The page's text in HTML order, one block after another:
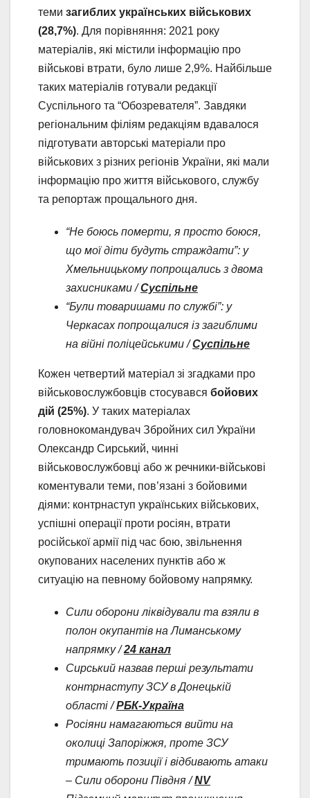
теми загиблих українських військових
(28,7%). Для порівняння: 2021 року
матеріалів, які містили інформацію про
військові втрати, було лише 2,9%. Найбільше
таких матеріалів готували редакції
Суспільного та “Обозревателя”. Завдяки
регіональним філіям редакціям вдавалося
підготувати авторські матеріали про
військових з різних регіонів України, які мали
інформацію про життя військового, службу
та репортаж прощального дня.
“Не боюсь померти, я просто боюся,
що мої діти будуть страждати”: у
Хмельницькому попрощались з двома
захисниками /Суспільне
“Були товаришами по службі”: у
Черкасах попрощалися із загиблими
на війні поліцейськими /Суспільне
Кожен четвертий матеріал зі згадками про
військовослужбовців стосувався бойових
дій (25%). У таких матеріалах
головнокомандувач Збройних сил України
Олександр Сирський, чинні
військовослужбовці або ж речники-військові
коментували теми, пов’язані з бойовими
діями: контрнаступ українських військових,
успішні операції проти росіян, втрати
російської армії під час бою, звільнення
окупованих населених пунктів або ж
ситуацію на певному бойовому напрямку.
Сили оборони ліквідували та взяли в
полон окупантів на Лиманському
напрямку /24 канал
Сирський назвав перші результати
контрнаступу ЗСУ в Донецькій
області /РБК-Україна
Росіяни намагаються вийти на
околиці Запоріжжя, проте ЗСУ
тримають позиції і відбивають атаки
– Сили оборони Півдня /NV